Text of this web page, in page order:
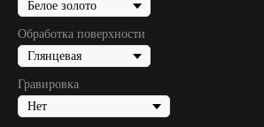
Обработка поверхности
Гравировка